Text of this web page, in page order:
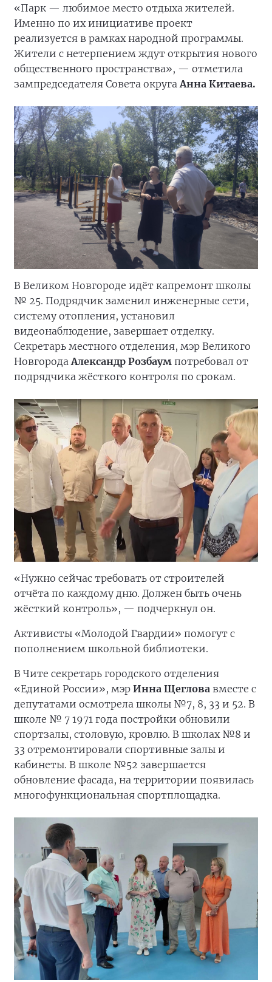
«Парк — любимое место отдыха жителей.
Именно по их инициативе проект
реализуется в рамках народной программы.
Жители с нетерпением ждут открытия нового
общественного пространства», — отметила
зампредседателя Совета округа Анна Китаева.
В Великом Новгороде идёт капремонт школы
№ 25. Подрядчик заменил инженерные сети,
систему отопления, установил
видеонаблюдение, завершает отделку.
Секретарь местного отделения, мэр Великого
Новгорода Александр Розбаум потребовал от
подрядчика жёсткого контроля по срокам.
«Нужно сейчас требовать от строителей
отчёта по каждому дню. Должен быть очень
жёсткий контроль», — подчеркнул он.
Активисты «Молодой Гвардии» помогут с
пополнением школьной библиотеки.
В Чите секретарь городского отделения
«Единой России», мэр Инна Щеглова вместе с
депутатами осмотрела школы №7, 8, 33 и 52. В
школе № 7 1971 года постройки обновили
спортзалы, столовую, кровлю. В школах №8 и
33 отремонтировали спортивные залы и
кабинеты. В школе №52 завершается
обновление фасада, на территории появилась
многофункциональная спортплощадка.